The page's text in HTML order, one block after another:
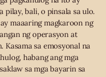
pilay, bali, o pinsala sa ulo.
maaaring magkaroon ng
ng operasyon at
Kasama sa emosyonal na
habang ang mga
sa mga bayarin sa